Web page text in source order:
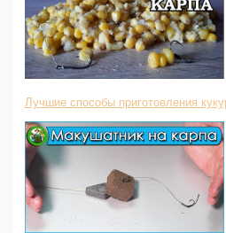
Лучшие способы приготовления